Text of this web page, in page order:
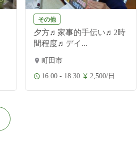
その他
夕方♬家事的手伝い♬2時
間程度♬デイ...
町田市
16:00 - 18:30 2,500/日